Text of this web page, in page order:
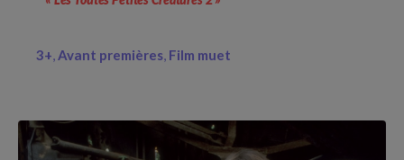
3+ Avant premières Film muet